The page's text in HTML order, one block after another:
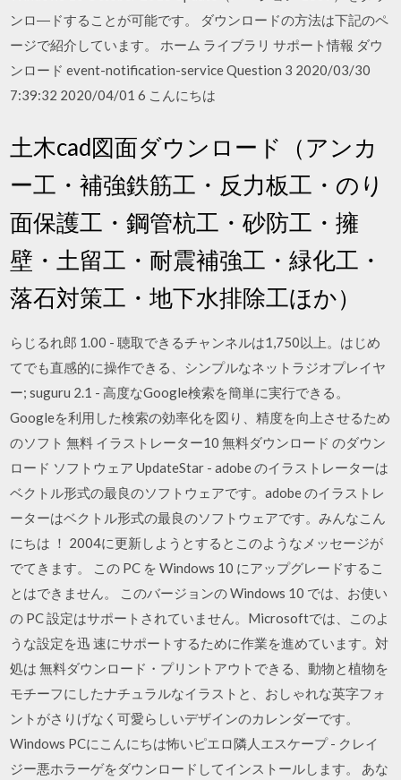
ンロ―ドすることが可能です。 ダウンロードの方法は下記のペ
ージで紹介しています。 ホーム ライブラリ サポート情報 ダウ
ンロード event-notification-service Question 3 2020/03/30
7:39:32 2020/04/01 6 こんにちは
土木cad図面ダウンロード（アンカ
ー工・補強鉄筋工・反力板工・のり
面保護工・鋼管杭工・砂防工・擁
壁・土留工・耐震補強工・緑化工・
落石対策工・地下水排除工ほか）
らじるれ郎 1.00 - 聴取できるチャンネルは1,750以上。はじめ
てでも直感的に操作できる、シンプルなネットラジオプレイヤ
ー; suguru 2.1 - 高度なGoogle検索を簡単に実行できる。
Googleを利用した検索の効率化を図り、精度を向上させるため
のソフト 無料 イラストレーター10 無料ダウンロード のダウン
ロード ソフトウェア UpdateStar - adobe のイラストレーターは
ベクトル形式の最良のソフトウェアです。adobe のイラストレ
ーターはベクトル形式の最良のソフトウェアです。みんなこん
にちは ！ 2004に更新しようとするとこのようなメッセージが
でてきます。 この PC を Windows 10 にアップグレードするこ
とはできません。 このバージョンの Windows 10 では、お使い
の PC 設定はサポートされていません。Microsoftでは、このよ
うな設定を迅 速にサポートするために作業を進めています。対
処は 無料ダウンロード・プリントアウトできる、動物と植物を
モチーフにしたナチュラルなイラストと、おしゃれな英字フォ
ントがさりげなく可愛らしいデザインのカレンダーです。
Windows PCにこんにちは怖いピエロ隣人エスケープ - クレイ
ジー悪ホラーゲをダウンロードしてインストールします。 あな